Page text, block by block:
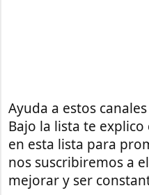
Ayuda a estos
Bajo la lista te
en esta lista para
nos suscribiremos a
mejorar y ser